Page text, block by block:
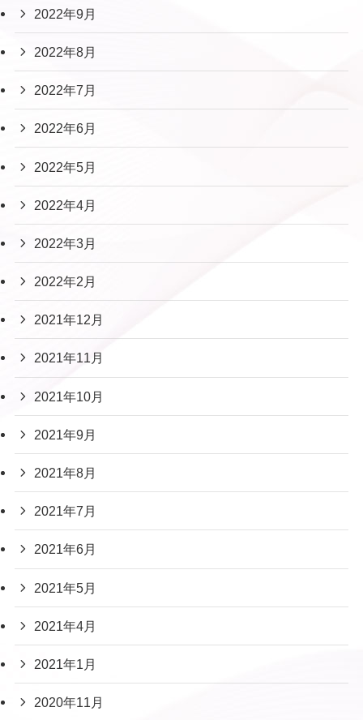
2022年9月
2022年8月
2022年7月
2022年6月
2022年5月
2022年4月
2022年3月
2022年2月
2021年12月
2021年11月
2021年10月
2021年9月
2021年8月
2021年7月
2021年6月
2021年5月
2021年4月
2021年1月
2020年11月